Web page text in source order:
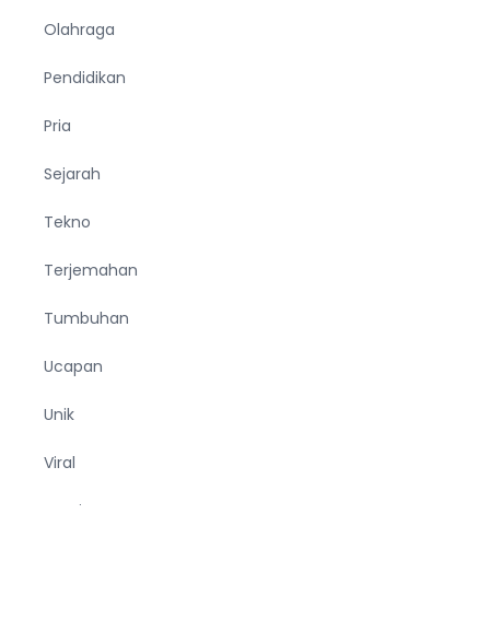
Olahraga
Pendidikan
Pria
Sejarah
Tekno
Terjemahan
Tumbuhan
Ucapan
Unik
Viral
Wanita